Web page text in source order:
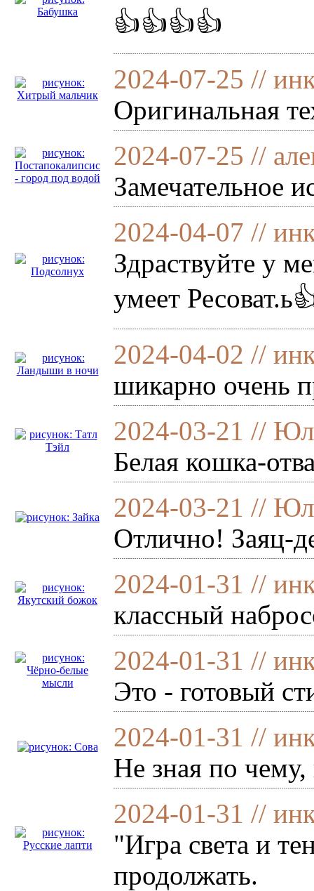
👍👍👍👍
2024-07-25 //
Оригинальная
2024-07-25 //
Замечательное
2024-04-07 //
Здраствуйте у
умеет
2024-04-02 //
шикарно очень
2024-03-21 //
Белая кошка-
2024-03-21 //
Отлично! Заяц-
2024-01-31 //
классный
2024-01-31 //
Это - готовый
2024-01-31 //
Не зная по
2024-01-31 //
"Игра света и
продолжать.